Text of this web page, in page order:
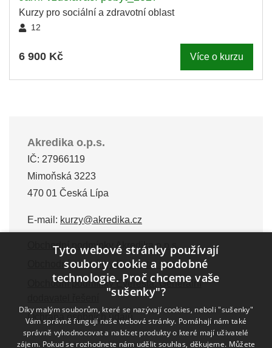
Kurzy pro sociální a zdravotní oblast
12
6 900 Kč Více o kurzu
Akredika o.p.s.
IČ: 27966119
Mimoňská 3223
470 01 Česká Lípa
E-mail: kurzy@akredika.cz
Obchodní podmínky Akredika o.p.s.
Obchodní podmínky Everesta, s.r.o.
Obchodní podmínky Everesta, Generální
Ochrana osobních údajů
Tyto webové stránky používají
soubory cookie a podobné
technologie. Proč chceme vaše
"sušenky"?
Díky malým souborům, které se nazývají cookies, neboli "sušenky"
Vám správně fungují naše webové stránky. Pomáhají nám také
správně vyhodnocovat a nabízet produkty o které mají uživatelé
zájem. Pokud se rozhodnete nám udělit souhlas, děkujeme. Můžete